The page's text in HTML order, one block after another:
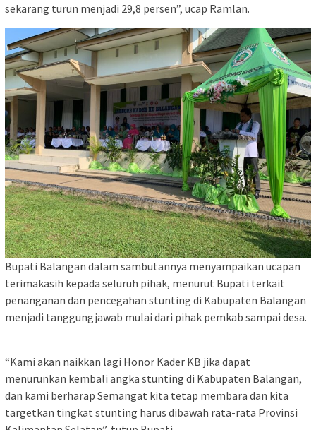
sekarang turun menjadi 29,8 persen”, ucap Ramlan.
Bupati Balangan dalam sambutannya menyampaikan ucapan
terimakasih kepada seluruh pihak, menurut Bupati terkait
penanganan dan pencegahan stunting di Kabupaten Balangan
menjadi tanggungjawab mulai dari pihak pemkab sampai desa.
“Kami akan naikkan lagi Honor Kader KB jika dapat
menurunkan kembali angka stunting di Kabupaten Balangan,
dan kami berharap Semangat kita tetap membara dan kita
targetkan tingkat stunting harus dibawah rata-rata Provinsi